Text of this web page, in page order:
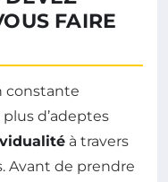
FAIRE
constante
d’adeptes
à travers
Avant de prendre